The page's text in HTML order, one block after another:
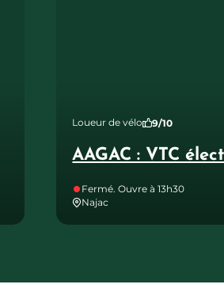
AAGAC : VTC
Loueur de vélo 9/10
Fermé. Ouvre à 13h30
Najac